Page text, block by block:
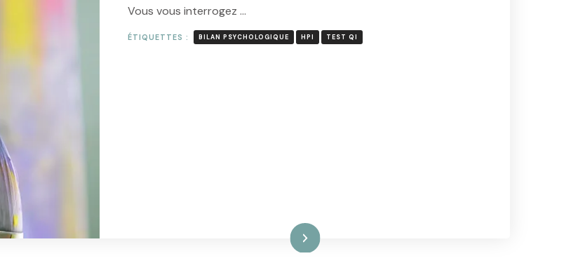
Vous vous interrogez …
ÉTIQUETTES : BILAN PSYCHOLOGIQUE HPI TEST QI
Lire la suite